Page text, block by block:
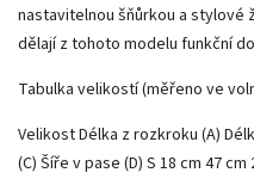
nastavitelnou šňůrkou a stylové
dělají z tohoto modelu funkční
Tabulka velikostí (měřeno ve
Velikost Délka z rozkroku (A)
(C) Šíře v pase (D) S 18 cm 47